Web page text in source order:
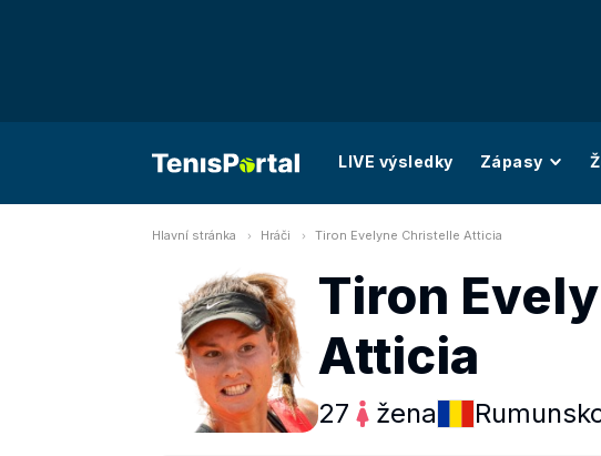
LIVE výsledky Zápasy
Hlavní stránka Hráči Tiron Evelyne Christelle Atticia
Tiron
Atticia
27 žena